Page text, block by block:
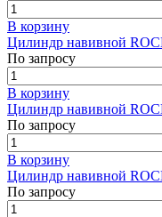
В корзину
Цилиндр навивной
По запросу
В корзину
Цилиндр навивной
По запросу
В корзину
Цилиндр навивной
По запросу